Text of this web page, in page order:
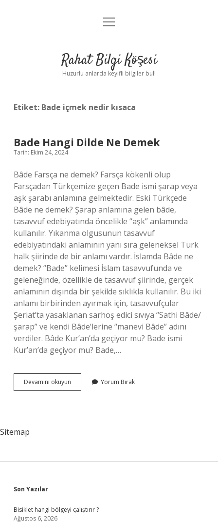
Anasayfa
Yasal Uyarı
menüyü
Rahat Bilgi Köşesi
Huzurlu anlarda keyifli bilgiler bul!
Etiket: Bade içmek nedir kısaca
Bade Hangi Dilde Ne Demek
Tarih: Ekim 24, 2024
Bâde Farsça ne demek? Farsça kökenli olup
Farsçadan Türkçemize geçen Bade ismi şarap veya
aşk şarabı anlamına gelmektedir. Eski Türkçede
Bâde ne demek? Şarap anlamına gelen bâde,
tasavvuf edebiyatında öncelikle “aşk” anlamında
kullanılır. Yıkanma olgusunun tasavvuf
edebiyatındaki anlamının yanı sıra geleneksel Türk
halk şiirinde de bir anlamı vardır. İslamda Bâde ne
demek? “Bade” kelimesi İslam tasavvufunda ve
geleneğinde, özellikle de tasavvuf şiirinde, gerçek
anlamının dışında bir şekilde sıklıkla kullanılır. Bu iki
anlamı birbirinden ayırmak için, tasavvufçular
Şeriat’ta yasaklanan sarhoş edici sıvıya “Sathi Bâde/
şarap” ve kendi Bâde’lerine “manevi Bâde” adını
verdiler. Bâde Kur’an’da geçiyor mu? Bade ismi
Kur’an’da geçiyor mu? Bade,…
Devamını okuyun
Hangi
Yorum Bırak
Sitemap
Sidebar
Son Yazılar
Bisiklet hangi bölgeyi çalıştırır ?
Ağustos 6, 2026